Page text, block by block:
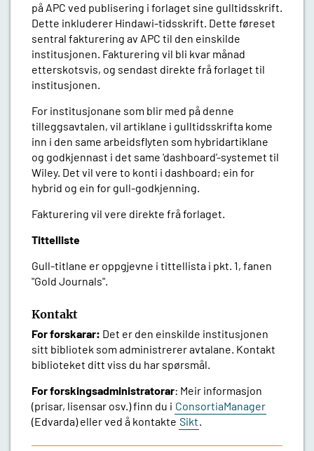
på APC ved publisering i forlaget sine gulltidsskrift.
Dette inkluderer Hindawi-tidsskrift. Dette føreset
sentral fakturering av APC til den einskilde
institusjonen. Fakturering vil bli kvar månad
etterskotsvis, og sendast direkte frå forlaget til
institusjonen.
For institusjonane som blir med på denne
tilleggsavtalen, vil artiklane i gulltidsskrifta kome
inn i den same arbeidsflyten som hybridartiklane
og godkjennast i det same 'dashboard'-systemet til
Wiley. Det vil vere to konti i dashboard; ein for
hybrid og ein for gull-godkjenning.
Fakturering vil vere direkte frå forlaget.
Tittelliste
Gull-titlane er oppgjevne i tittellista i pkt. 1, fanen
"Gold Journals".
Kontakt
For forskarar: Det er den einskilde institusjonen
sitt bibliotek som administrerer avtalane. Kontakt
biblioteket ditt viss du har spørsmål.
For forskingsadministratorar: Meir informasjon
(prisar, lisensar osv.) finn du i ConsortiaManager
(Edvarda) eller ved å kontakte Sikt.